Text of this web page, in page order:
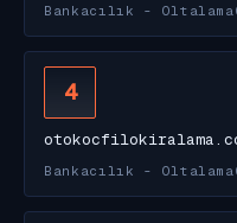
Bankacılık - Oltalama
4
Bankacılık - Oltalama